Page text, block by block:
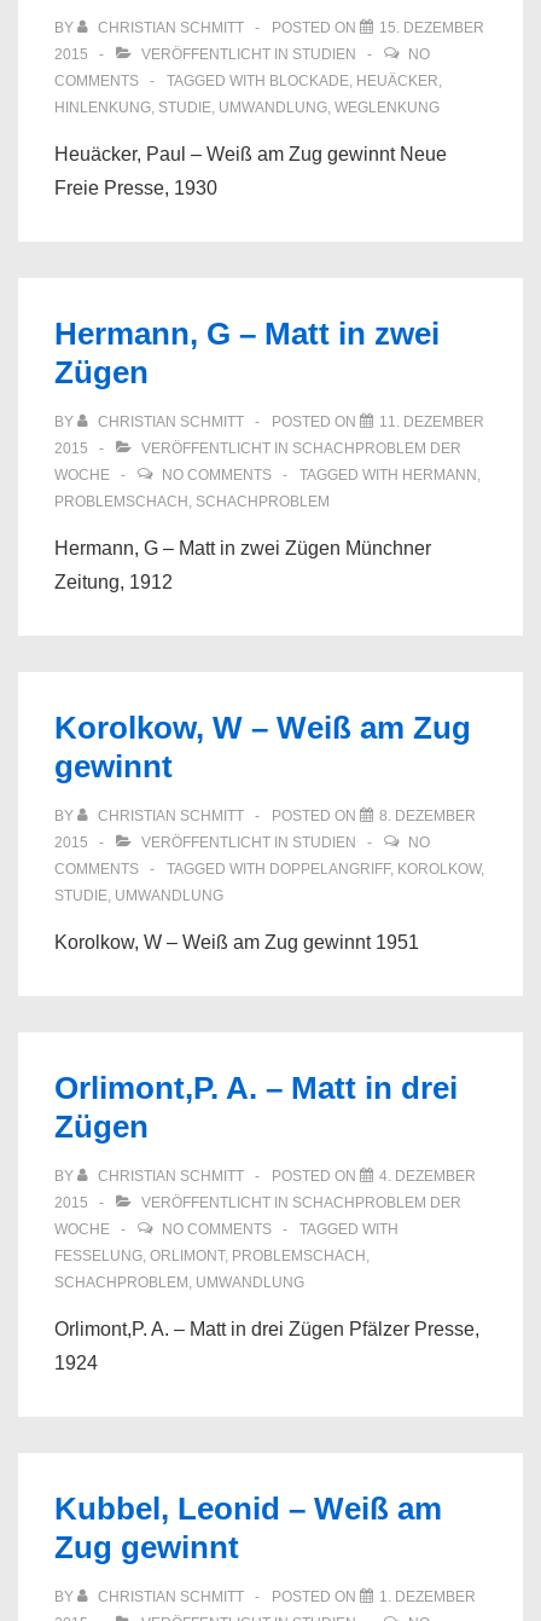
BY CHRISTIAN SCHMITT POSTED ON
15. DEZEMBER
2015
VERÖFFENTLICHT IN STUDIEN
NO
COMMENTS
TAGGED WITH BLOCKADE, HEUÄCKER,
HINLENKUNG, STUDIE, UMWANDLUNG, WEGLENKUNG
Heuäcker, Paul – Weiß am Zug gewinnt Neue
Freie Presse, 1930
Hermann, G – Matt in zwei
Zügen
BY CHRISTIAN SCHMITT POSTED ON
11. DEZEMBER
2015
VERÖFFENTLICHT IN SCHACHPROBLEM DER
WOCHE
NO COMMENTS TAGGED WITH HERMANN ,
PROBLEMSCHACH , SCHACHPROBLEM
Hermann, G – Matt in zwei Zügen Münchner
Zeitung, 1912
Korolkow, W – Weiß am Zug
gewinnt
BY CHRISTIAN SCHMITT POSTED ON
8. DEZEMBER
2015
VERÖFFENTLICHT IN STUDIEN
NO
COMMENTS
TAGGED WITH DOPPELANGRIFF, KOROLKOW,
STUDIE, UMWANDLUNG
Korolkow, W – Weiß am Zug gewinnt 1951
Orlimont,P. A. – Matt in drei
Zügen
BY CHRISTIAN SCHMITT POSTED ON
4. DEZEMBER
2015
VERÖFFENTLICHT IN SCHACHPROBLEM DER
WOCHE
NO COMMENTS
TAGGED WITH
FESSELUNG, ORLIMONT, PROBLEMSCHACH ,
SCHACHPROBLEM , UMWANDLUNG
Orlimont,P. A. – Matt in drei Zügen Pfälzer Presse,
1924
Kubbel, Leonid – Weiß am
Zug gewinnt
BY CHRISTIAN SCHMITT POSTED ON
1. DEZEMBER